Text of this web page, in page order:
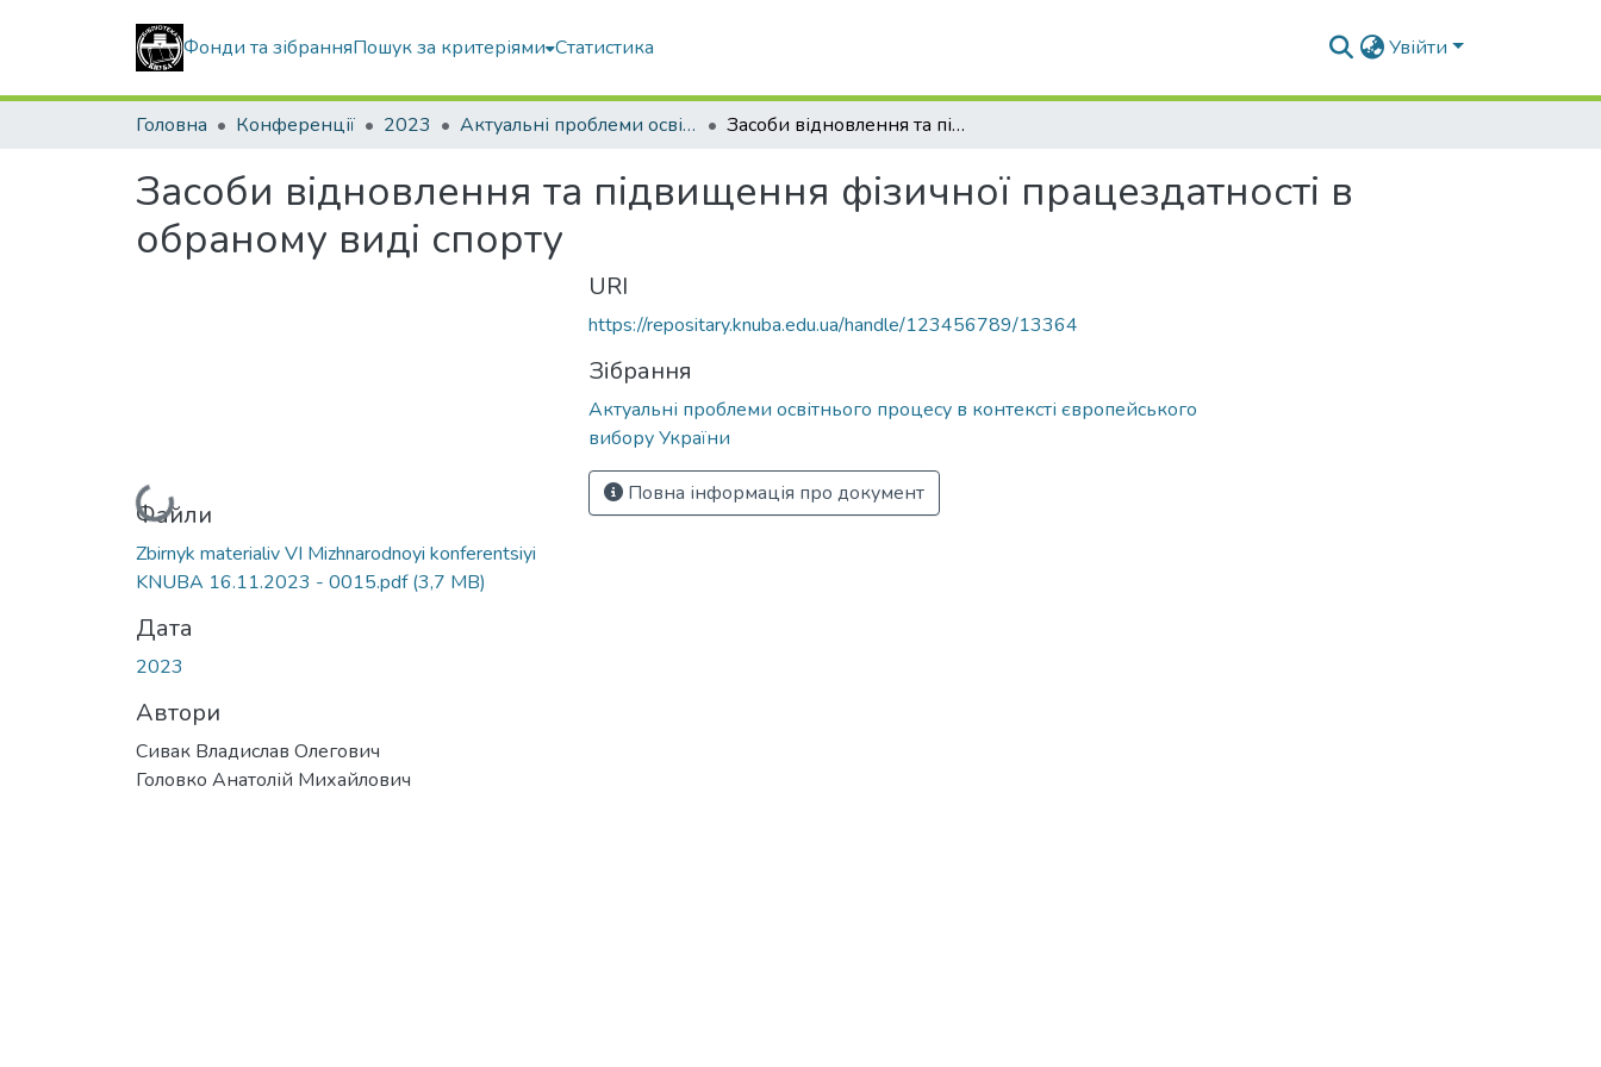
Фонди та зібранняПошук за критеріями Статистика Увійти
Головна Конференції 2023 Актуальні проблеми освітнього процесу в контексті європейського вибору України Засоби відновлення та підвищення фізичної працездатності в обраному виді спорту
Засоби відновлення та підвищення фізичної працездатності в
обраному виді спорту
Вантажиться...
Файли
Zbirnyk materialiv VI Mizhnarodnoyi konferentsiyi
KNUBA 16.11.2023 - 0015.pdf(3,7 MB)
Дата
2023
Автори
Сивак Владислав Олегович
Головко Анатолій Михайлович
URI
https://repositary.knuba.edu.ua/handle/123456789/13364
Зібрання
Актуальні проблеми освітнього процесу в контексті європейського
вибору України
Повна інформація про документ